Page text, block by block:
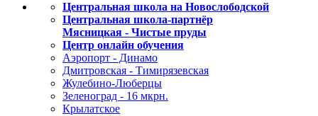
Центральная школа на Новослободской
Центральная школа-партнёр
Мясницкая - Чистые пруды
Центр онлайн обучения
Аэропорт - Динамо
Дмитровская - Тимирязевская
Жулебино-Люберцы
Зеленоград - 16 мкрн.
Крылатское